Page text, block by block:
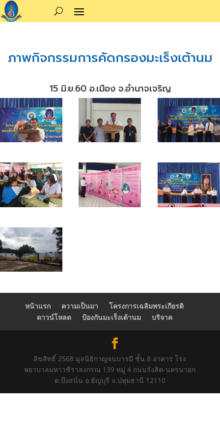
ภาพกิจกรรมการคัดกรองมะเร็งเต้านม
15 มิ.ย.60 อ.เมือง จ.อำนาจเจริญ
หน้าแรก ความเป็นมา
โครงการเฉลิมพระเกียรติ
ดาวน์โหลด
ป้องกันมะเร็งเต้านม บริจาค
ลิขสิทธิ์ 2568 มูลนิธิกาญจนบารมี ชั้น 8 อาคาร โรง
พยาบาลมหาวชิราลงกรณ 139 หมู่ 4 ถนนรังสิต-นครนายก
ต.บึงสนั่น อ.ธัญบุรี จ.ปทุมธานี 12110